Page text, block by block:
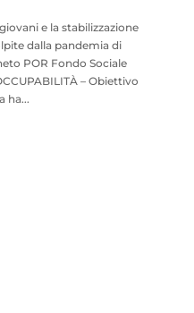
e la stabilizzazione
dalla pandemia di
POR Fondo Sociale
– Obiettivo
ha...